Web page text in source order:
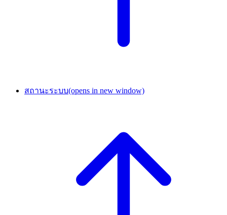
สถานะระบบ(opens in new window)